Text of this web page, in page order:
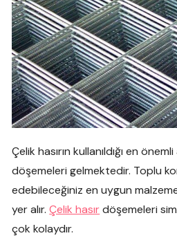
Çelik hasırın kullanıldığı en
döşemeleri gelmektedir. Toplu
edebileceğiniz en uygun
yer alır.Çelik hasırdöşemeleri
çok kolaydır.